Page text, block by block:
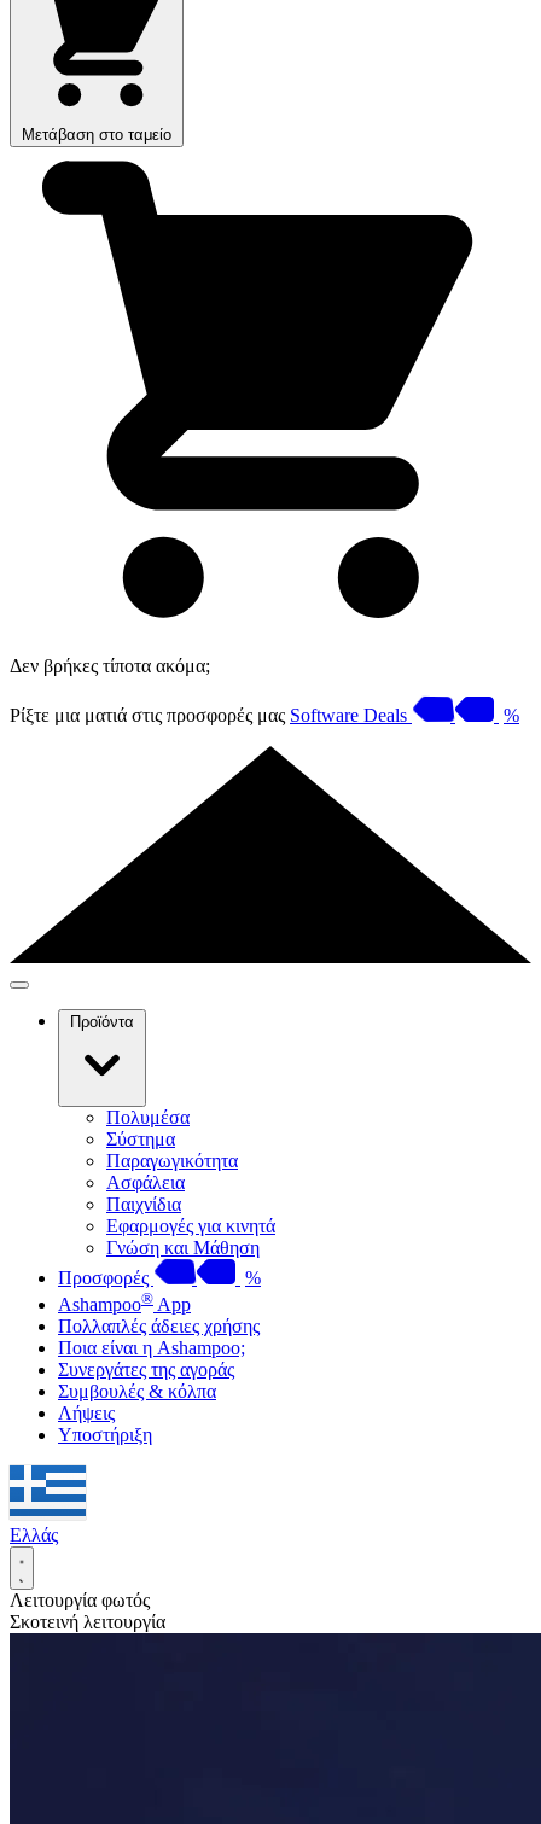
Μετάβαση στο ταμείο
Δεν βρήκες τίποτα ακόμα;
Ρίξτε μια ματιά στις προσφορές μας Software Deals %
Προϊόντα
Πολυμέσα
Σύστημα
Παραγωγικότητα
Ασφάλεια
Παιχνίδια
Εφαρμογές για κινητά
Γνώση και Μάθηση
Προσφορές
%
Ashampoo® App
Πολλαπλές άδειες χρήσης
Ποια είναι η Ashampoo;
Συνεργάτες της αγοράς
Συμβουλές & κόλπα
Λήψεις
Υποστήριξη
Ελλάς
Λειτουργία φωτός
Σκοτεινή λειτουργία